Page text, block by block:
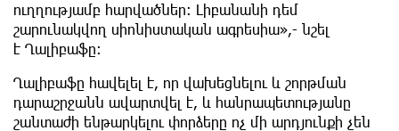
ուղղությամբ հարվածներ: Լիբանանի դեմ
շարունակվող սիոնիստական ագրեսիա»,- նշել
է Ղալիբաֆը:
Ղալիբաֆը հավելել է, որ վախեցնելու և շորթման
դարաշրջանն ավարտվել է, և հանրապետությանը
շանտաժի ենթարկելու փորձերը ոչ մի արդյունքի չեն